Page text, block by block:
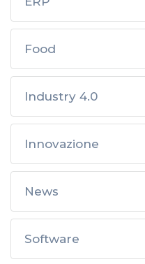
Food
Industry 4.0
Innovazione
News
Software